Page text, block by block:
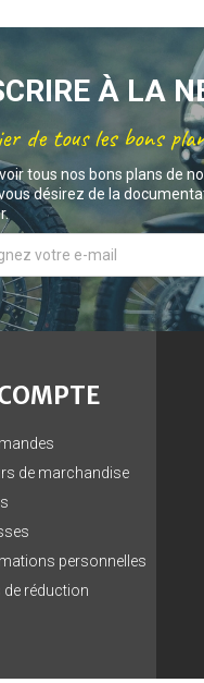
À LA
de tous les bons
tous nos bons plans de
désirez de la
de marchandise
personnelles
réduction